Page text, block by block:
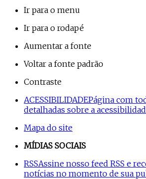
Ir para o menu
Ir para o rodapé
Aumentar a fonte
Voltar a fonte padrão
Contraste
ACESSIBILIDADEPágina com
detalhadas sobre a
Mapa do site
MÍDIAS SOCIAIS
RSSAssine nosso feed RSS e
notícias no momento de sua